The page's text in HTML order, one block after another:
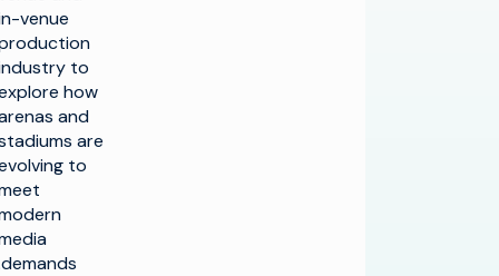
venue
to
how
and
are
to
demands.